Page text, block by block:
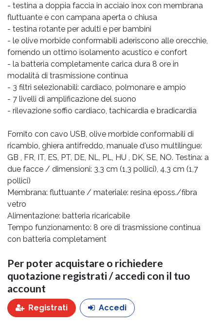
- testina a doppia faccia in acciaio inox con membrana
fluttuante e con campana aperta o chiusa
- testina rotante per adulti e per bambini
- le olive morbide conformabili aderiscono alle orecchie,
fornendo un ottimo isolamento acustico e confort
- la batteria completamente carica dura 8 ore in
modalità di trasmissione continua
- 3 filtri selezionabili: cardiaco, polmonare e ampio
- 7 livelli di amplificazione del suono
- rilevazione soffio cardiaco, tachicardia e bradicardia
Fornito con cavo USB, olive morbide conformabili di
ricambio, ghiera antifreddo, manuale d'uso multilingue:
GB , FR, IT, ES, PT, DE, NL, PL, HU , DK, SE, NO. Testina: a
due facce / dimensioni: 3,3 cm (1,3 pollici), 4,3 cm (1,7
pollici)
Membrana: fluttuante / materiale: resina eposs./fibra
vetro
Alimentazione: batteria ricaricabile
Tempo funzionamento: 8 ore di trasmissione continua
con batteria completament
Per poter acquistare o richiedere
quotazione registrati / accedi con il tuo
account
Registrati Accedi